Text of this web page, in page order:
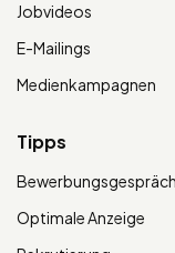
Jobvideos
E-Mailings
Medienkampagnen
Tipps
Bewerbungsgespräch
Optimale Anzeige